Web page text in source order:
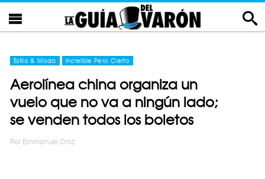
Estilo & Moda Increíble Pero Cierto
Aerolínea china organiza un
vuelo que no va a ningún lado;
se venden todos los boletos
Por Emmanuel Ortiz